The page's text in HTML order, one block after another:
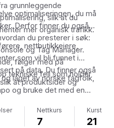
grunnleggende
slik at du
mer organisk trafikk.
optimaliseringen, du må
Derfor finner du også
du presterer i søk:
og Tag Manager.
følger med på
tekniske feil som holder
nettbutikkeiere,
som vil bli funnet i
på data. Du finner også
at produktsider og
laget av norske fagfolk,
og bruke det med en
Nettkurs
7 21